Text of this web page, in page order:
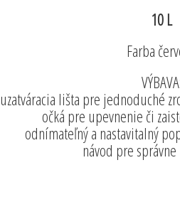
10 L
Farba
uzatváracia lišta pre jednoduché
očká pre upevnenie či
odnímateľný a nastavitalný
návod pre